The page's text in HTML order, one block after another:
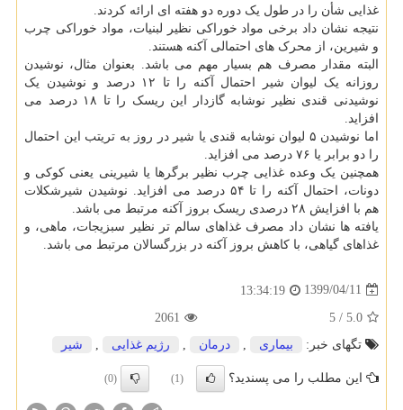
غذایی شأن را در طول یک دوره دو هفته ای ارائه کردند.
نتیجه نشان داد برخی مواد خوراکی نظیر لبنیات، مواد خوراکی چرب
و شیرین، از محرک های احتمالی آکنه هستند.
البته مقدار مصرف هم بسیار مهم می باشد. بعنوان مثال، نوشیدن
روزانه یک لیوان شیر احتمال آکنه را تا ۱۲ درصد و نوشیدن یک
نوشیدنی قندی نظیر نوشابه گازدار این ریسک را تا ۱۸ درصد می
افزاید.
اما نوشیدن ۵ لیوان نوشابه قندی یا شیر در روز به تریتب این احتمال
را دو برابر یا ۷۶ درصد می افزاید.
همچنین یک وعده غذایی چرب نظیر برگرها یا شیرینی یعنی کوکی و
دونات، احتمال آکنه را تا ۵۴ درصد می افزاید. نوشیدن شیرشکلات
هم با افزایش ۲۸ درصدی ریسک بروز آکنه مرتبط می باشد.
یافته ها نشان داد مصرف غذاهای سالم تر نظیر سبزیجات، ماهی، و
غذاهای گیاهی، با کاهش بروز آکنه در بزرگسالان مرتبط می باشد.
1399/04/11
13:34:19
5.0
/
5
2061
تگهای خبر:
بیماری درمان رژیم غذایی شیر
این مطلب را می پسندید؟ (1)
(0)